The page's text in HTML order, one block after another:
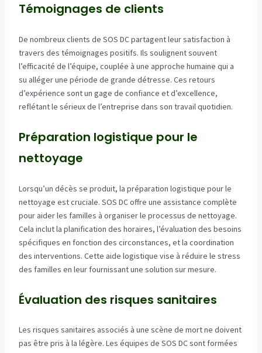
Témoignages de clients
De nombreux clients de SOS DC partagent leur satisfaction à
travers des témoignages positifs. Ils soulignent souvent
l’efficacité de l’équipe, couplée à une approche humaine qui a
su alléger une période de grande détresse. Ces retours
d’expérience sont un gage de confiance et d’excellence,
reflétant le sérieux de l’entreprise dans son travail quotidien.
Préparation logistique pour le
nettoyage
Lorsqu’un décès se produit, la préparation logistique pour le
nettoyage est cruciale. SOS DC offre une assistance complète
pour aider les familles à organiser le processus de nettoyage.
Cela inclut la planification des horaires, l’évaluation des besoins
spécifiques en fonction des circonstances, et la coordination
des interventions. Cette aide logistique vise à réduire le stress
des familles en leur fournissant une solution sur mesure.
Évaluation des risques sanitaires
Les risques sanitaires associés à une scène de mort ne doivent
pas être pris à la légère. Les équipes de SOS DC sont formées